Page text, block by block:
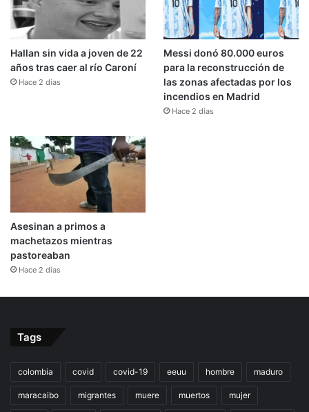
Hallan sin vida a joven de 22
años tras caer al río Caroní
Hace 2 días
Messi donó 80.000 euros
para la reconstrucción de
las zonas afectadas por los
incendios en Madrid
Hace 2 días
Asesinan a primos a
machetazos mientras
pastoreaban
Hace 2 días
Tags
colombia covid covid-19 eeuu hombre maduro
maracaibo migrantes muere muertos mujer